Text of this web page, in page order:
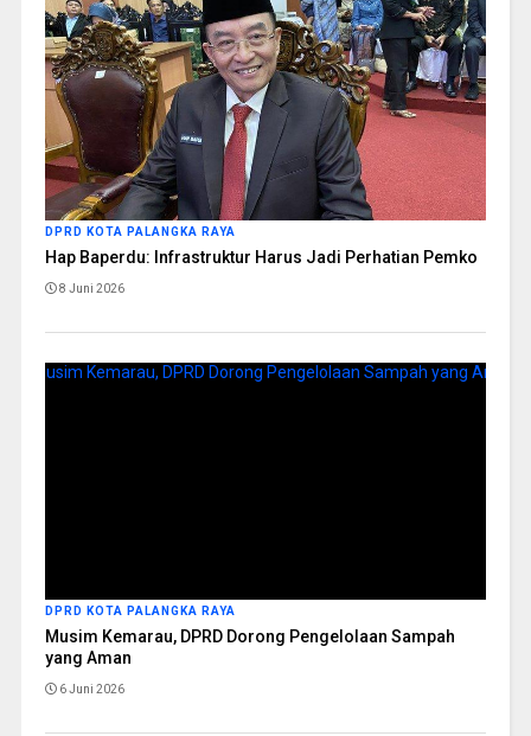
DPRD KOTA PALANGKA RAYA
Hap Baperdu: Infrastruktur Harus Jadi Perhatian Pemko
8 Juni 2026
DPRD KOTA PALANGKA RAYA
Musim Kemarau, DPRD Dorong Pengelolaan Sampah
yang Aman
6 Juni 2026